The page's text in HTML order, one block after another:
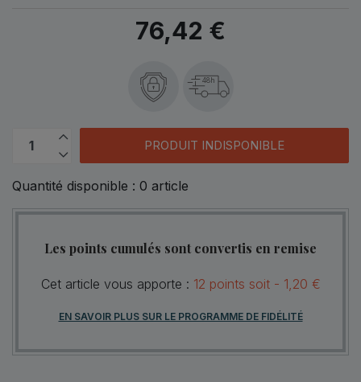
76,42 €
48h
PRODUIT INDISPONIBLE
Quantité disponible : 0 article
Les points cumulés sont convertis en remise
Cet article vous apporte : 12 points soit - 1,20 €
EN SAVOIR PLUS SUR LE PROGRAMME DE FIDÉLITÉ